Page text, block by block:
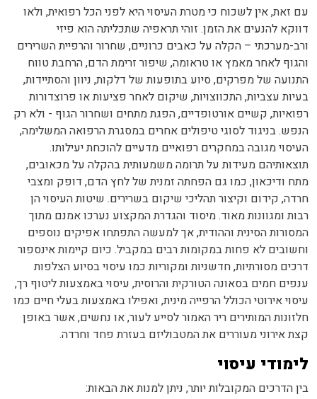
עם זאת, אין לשכוח כי מטרת העיסוי היא לפני הכל רפואית, ולאו
דווקא להנעים את הזמן. זוהי תראפיה שתכליתה הוא פיזי
ורב-מערכתי – הקלה על כאבים כרוניים, שחרור והרפיית השרירים
והגוף לאחר מאמץ או טראומה, שיפור זרימת הדם, הרחבת טווח
התנועה של מפרקים, סיוע בתופעות של דלקות, ניוון והסתיידות,
בעיות עצביות, התכווצויות, שיקום לאחר פציעות או פרוצדורות
רפואיות, קשיים אורטופדיים, הפגת מתחים ושחרור הגוף - ולא רק
הנפש. בניגוד לסוגי טיפולים אחרים במסגרת הרפואה המשלימה,
העיסוי מגובה במחקרים רפואיים מדעיים להוכחת יעילותו.
תוצאותיהם מעידות על תרומה משמעותית בהקלה על מכאובים,
מתח ודיכאון, כמו גם הפחתה זמנית של לחץ הדם, דופק ומצבי
חרדה, קידום וקיצור תהליכי שיקום בשרירים. שיטות העיסוי הן
רבות ומגוונות מאוד. מיסוד והגדרת המקצוע נערכו אמנם מתוך
המסורות הסינית וההודית, אך למעשה התפתחו אפיקים נוספים
וחשובים לא פחות במקומות רבים במקביל. כיום קיימות אינספור
דרכים מסורתיות, חדשניות ומקוריות כמו עיסוי בסיוע הצלפות
ענפים חמים בסאונה הטורקית והרוסית, עיסוי באמצעות ליטוף רך,
עיסוי אירוטי הכולל הרפייה מינית, ואפילו באמצעות בעלי חיים כמו
חלזונות המותירים ריר האמור לסייע לעור, או נחשים, אשר באופן
קצת אירוני מעוררים את המטבוליזם בעזרת פחד וחרדה.
לימודי עיסוי
בין הדרכים המקובלות יותר, ניתן למנות את הבאות: